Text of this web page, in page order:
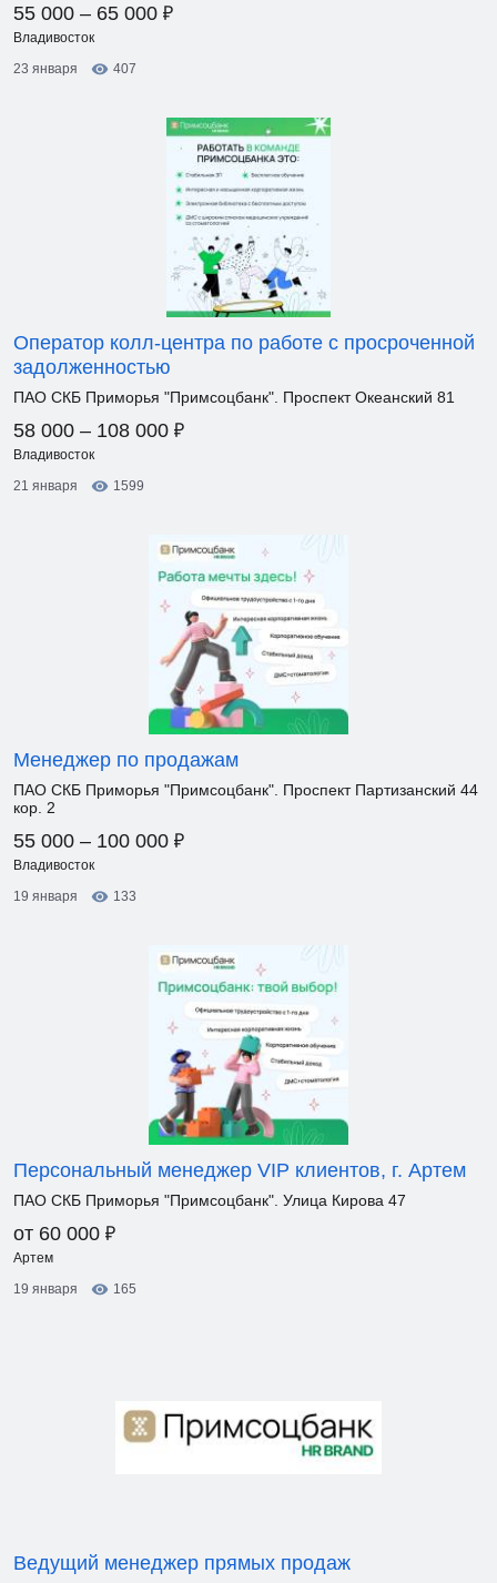
55 000 – 65 000 ₽
Владивосток
23 января
407
Оператор колл-центра по работе с просроченной
задолженностью
ПАО СКБ Приморья "Примсоцбанк". Проспект Океанский 81
58 000 – 108 000 ₽
Владивосток
21 января
1599
Менеджер по продажам
ПАО СКБ Приморья "Примсоцбанк". Проспект Партизанский 44
кор. 2
55 000 – 100 000 ₽
Владивосток
19 января
133
Персональный менеджер VIP клиентов, г. Артем
ПАО СКБ Приморья "Примсоцбанк". Улица Кирова 47
от 60 000 ₽
Артем
19 января
165
Ведущий менеджер прямых продаж